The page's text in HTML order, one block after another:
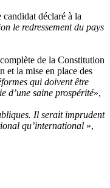
déclaré à la
le redressement du pays
de la Constitution
et la mise en place des
qui doivent être
d’une saine prospérité»,
Il serait imprudent
qu’international »,